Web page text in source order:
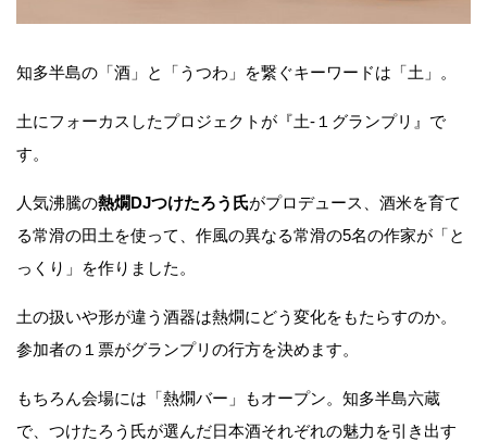
知多半島の「酒」と「うつわ」を繋ぐキーワードは「土」。
土にフォーカスしたプロジェクトが『土-１グランプリ』で
す。
人気沸騰の熱燗DJつけたろう氏がプロデュース、酒米を育て
る常滑の田土を使って、作風の異なる常滑の5名の作家が「と
っくり」を作りました。
土の扱いや形が違う酒器は熱燗にどう変化をもたらすのか。
参加者の１票がグランプリの行方を決めます。
もちろん会場には「熱燗バー」もオープン。知多半島六蔵
で、つけたろう氏が選んだ日本酒それぞれの魅力を引き出す